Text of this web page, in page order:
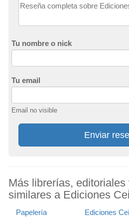
Tu nombre o nick
Tu email
Email no visible
Enviar
Más librerías, editoriales
similares a Ediciones
Papelería
Ediciones